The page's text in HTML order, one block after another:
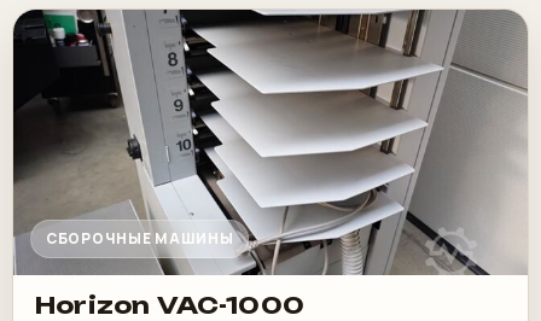
СБОРОЧНЫЕ МАШИНЫ
Horizon VAC-1000